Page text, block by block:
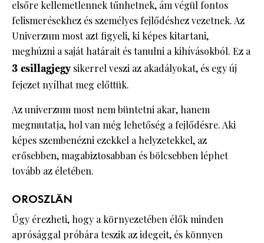
elsőre kellemetlennek tűnhetnek, ám végül fontos
felismerésekhez és személyes fejlődéshez vezetnek. Az
Univerzum most azt figyeli, ki képes kitartani,
meghúzni a saját határait és tanulni a kihívásokból. Ez a
3 csillagjegysikerrel veszi az akadályokat, és egy új
fejezet nyílhat meg előttük.
Az univerzum most nem büntetni akar, hanem
megmutatja, hol van még lehetőség a fejlődésre. Aki
képes szembenézni ezekkel a helyzetekkel, az
erősebben, magabiztosabban és bölcsebben léphet
tovább az életében.
OROSZLÁN
Úgy érezheti, hogy a környezetében élők minden
aprósággal próbára teszik az idegeit, és könnyen